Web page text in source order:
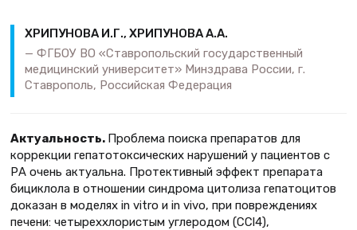
ХРИПУНОВА И.Г., ХРИПУНОВА А.А.
ФГБОУ ВО «Ставропольский государственный
медицинский университет» Минздрава России, г.
Ставрополь, Российская Федерация
Актуальность. Проблема поиска препаратов для
коррекции гепатотоксических нарушений у пациентов с
РА очень актуальна. Протективный эффект препарата
бициклола в отношении синдрома цитолиза гепатоцитов
доказан в моделях in vitro и in vivo, при повреждениях
печени: четыреххлористым углеродом (ССl4),